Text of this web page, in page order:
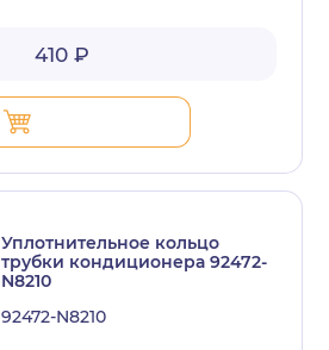
410 ₽
Уплотнительное кольцо
трубки кондиционера 92472-
N8210
92472-N8210